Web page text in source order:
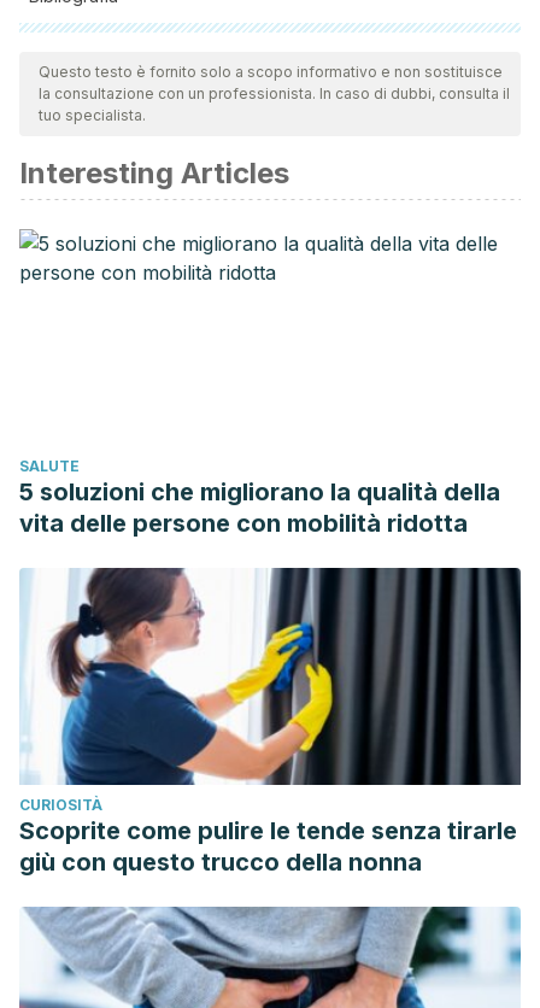
Tutte le fonti citate sono state esaminate a fondo dal nostro
team per garantirne la qualità, l'affidabilità, l'attualità e la
validità. La bibliografia di questo articolo è stata considerata
Saris, W. H. M., & van Loon, L. J. C.
gezondheid.Nederlands Tijdschrift Geneeskunde.
Voedingscentrum.Gezonde voeding en
voedingsstoffen. Geraadpleegd op 7 december 2018 van
Questo testo è fornito solo a scopo informativo e non sostituisce
la consultazione con un professionista. In caso di dubbi, consulta il
tuo specialista.
Interesting Articles
SALUTE
5 soluzioni che migliorano la qualità della
vita delle persone con mobilità ridotta
CURIOSITÀ
Scoprite come pulire le tende senza tirarle
giù con questo trucco della nonna